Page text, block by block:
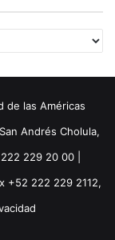
de las Américas
Andrés Cholula,
229 20 00 |
+52 222 229 2112,